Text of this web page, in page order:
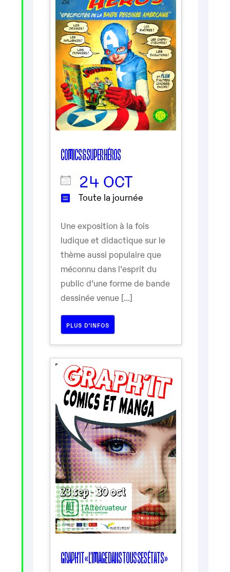
COMICS & SUPER HÉROS
24 OCT
Toute la journée
Une exposition à la fois
ludique et didactique sur le
thème aussi populaire que
méconnu dans l’esprit du
public d’une forme de bande
dessinée venue [...]
PLUS D’INFOS
GRAPH’IT « L’IMAGE DANS TOUS SES ÉTATS »